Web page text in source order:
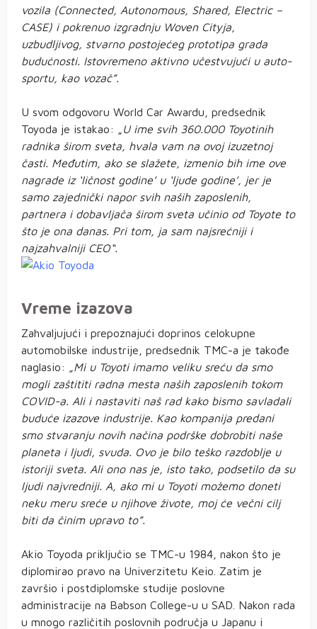
vozila (Connected, Autonomous, Shared, Electric –
CASE) i pokrenuo izgradnju Woven Cityja,
uzbudljivog, stvarno postojećeg prototipa grada
budućnosti. Istovremeno aktivno učestvujući u auto-
sportu, kao vozač”.
U svom odgovoru World Car Awardu, predsednik
Toyoda je istakao: „
U ime svih 360.000 Toyotinih
radnika širom sveta, hvala vam na ovoj izuzetnoj
časti. Međutim, ako se slažete, izmenio bih ime ove
nagrade iz ‘ličnost godine’ u ‘ljude godine’, jer je
samo zajednički napor svih naših zaposlenih,
partnera i dobavljača širom sveta učinio od Toyote to
što je ona danas. Pri tom, ja sam najsrećniji i
najzahvalniji CEO“.
Vreme izazova
Zahvaljujući i prepoznajući doprinos celokupne
automobilske industrije, predsednik TMC-a je takođe
naglasio:
„Mi u Toyoti imamo veliku sreću da smo
mogli zaštititi radna mesta naših zaposlenih tokom
COVID-a. Ali i nastaviti naš rad kako bismo savladali
buduće izazove industrije. Kao kompanija predani
smo stvaranju novih načina podrške dobrobiti naše
planeta i ljudi, svuda.
Ovo je bilo teško razdoblje u
istoriji sveta. Ali ono nas je, isto tako, podsetilo da su
ljudi najvredniji. A, ako mi u Toyoti možemo doneti
neku meru sreće u njihove živote, moj će večni cilj
biti da činim upravo to”.
Akio Toyoda priključio se TMC-u 1984, nakon što je
diplomirao pravo na Univerzitetu Keio. Zatim je
završio i postdiplomske studije poslovne
administracije na Babson College-u u SAD. Nakon rada
u mnogo različitih poslovnih područja u Japanu i